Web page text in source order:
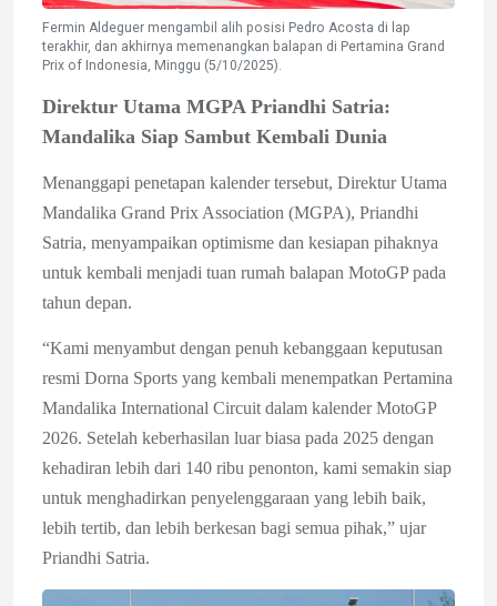
Fermin Aldeguer mengambil alih posisi Pedro Acosta di lap
terakhir, dan akhirnya memenangkan balapan di Pertamina Grand
Prix of Indonesia, Minggu (5/10/2025).
Direktur Utama MGPA Priandhi Satria:
Mandalika Siap Sambut Kembali Dunia
Menanggapi penetapan kalender tersebut, Direktur Utama
Mandalika Grand Prix Association (MGPA), Priandhi
Satria, menyampaikan optimisme dan kesiapan pihaknya
untuk kembali menjadi tuan rumah balapan MotoGP pada
tahun depan.
“Kami menyambut dengan penuh kebanggaan keputusan
resmi Dorna Sports yang kembali menempatkan Pertamina
Mandalika International Circuit dalam kalender MotoGP
2026. Setelah keberhasilan luar biasa pada 2025 dengan
kehadiran lebih dari 140 ribu penonton, kami semakin siap
untuk menghadirkan penyelenggaraan yang lebih baik,
lebih tertib, dan lebih berkesan bagi semua pihak,” ujar
Priandhi Satria.